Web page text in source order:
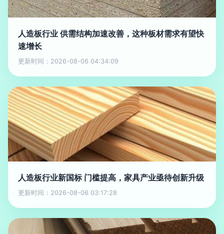
人造板行业 供需结构加速改善，这种板材需求有望快
速增长
更新时间：2026-08-06 04:34:09
人造板行业新国标 门槛提高，家具产业亟待创新升级
更新时间：2026-08-06 03:17:28